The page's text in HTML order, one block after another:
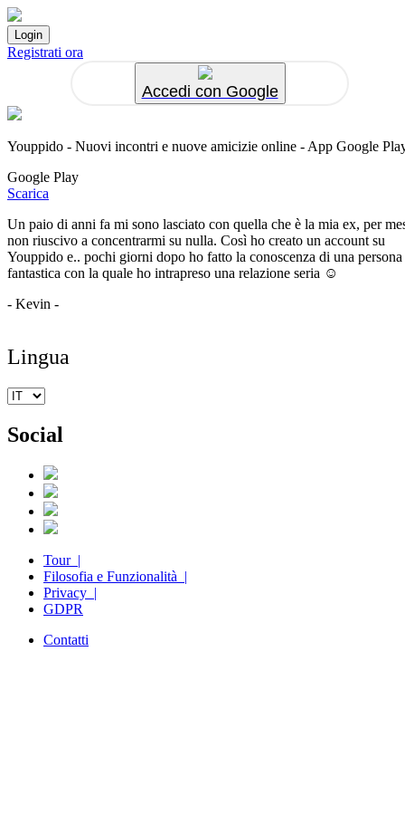
Registrati ora
Accedi con Google
Youppido - Nuovi incontri e nuove amicizie online - App Google
Google Play
Scarica
Un paio di anni fa mi sono lasciato con quella che è la mia ex, per
non riuscivo a concentrarmi su nulla. Così ho creato un account su
Youppido e.. pochi giorni dopo ho fatto la conoscenza di una persona
fantastica con la quale ho intrapreso una relazione seria ☺️
- Kevin -
Lingua
Social
Tour |
Filosofia e Funzionalità |
Privacy |
GDPR
Contatti